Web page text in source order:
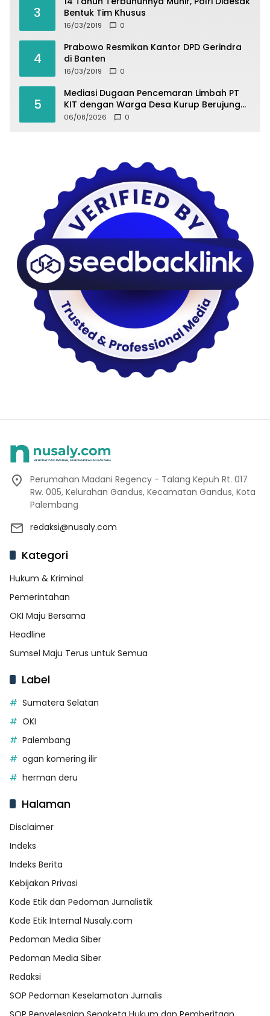
3
Bentuk Tim Khusus
16/03/2019 0
4
Prabowo Resmikan Kantor DPD Gerindra
di Banten
16/03/2019 0
5
Mediasi Dugaan Pencemaran Limbah PT
KIT dengan Warga Desa Kurup Berujung
Buntu
06/08/2026 0
Perumahan Madani Regency - Talang Kepuh Rt. 017
Rw. 005, Kelurahan Gandus, Kecamatan Gandus, Kota
Palembang
redaksi@nusaly.com
Kategori
Hukum & Kriminal
Pemerintahan
OKI Maju Bersama
Headline
Sumsel Maju Terus untuk Semua
Label
Sumatera Selatan
OKI
Palembang
ogan komering ilir
herman deru
Halaman
Disclaimer
Indeks
Indeks Berita
Kebijakan Privasi
Kode Etik dan Pedoman Jurnalistik
Kode Etik Internal Nusaly.com
Pedoman Media Siber
Pedoman Media Siber
Redaksi
SOP Pedoman Keselamatan Jurnalis